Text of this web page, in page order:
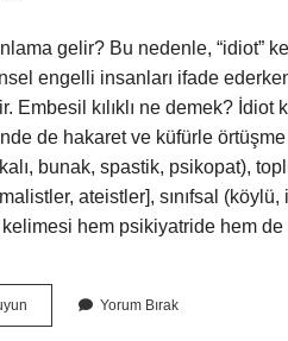
gelir? Bu nedenle, “idiot”
engelli insanları ifade ederken,
Embesil kılıklı ne demek?
de hakaret ve küfürle
bunak, spastik, psikopat),
ateistler], sınıfsal
hem psikiyatride hem
Ne
Yorum Bırak